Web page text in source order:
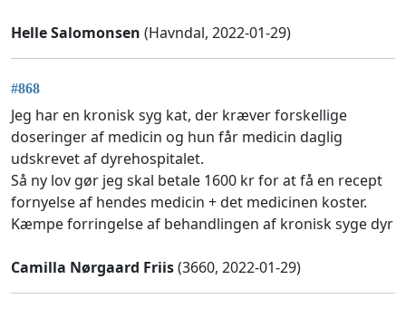
Helle Salomonsen (Havndal, 2022-01-29)
#868
Jeg har en kronisk syg kat, der kræver forskellige
doseringer af medicin og hun får medicin daglig
udskrevet af dyrehospitalet.
Så ny lov gør jeg skal betale 1600 kr for at få en recept
fornyelse af hendes medicin + det medicinen koster.
Kæmpe forringelse af behandlingen af kronisk syge dyr
Camilla Nørgaard Friis(3660, 2022-01-29)